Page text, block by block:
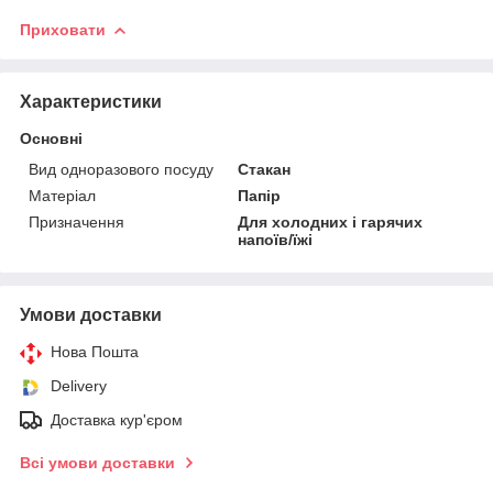
Приховати
Характеристики
Основні
Вид одноразового посуду
Стакан
Матеріал
Папір
Призначення
Для холодних і гарячих
напоїв/їжі
Умови доставки
Нова Пошта
Delivery
Доставка кур'єром
Всі умови доставки